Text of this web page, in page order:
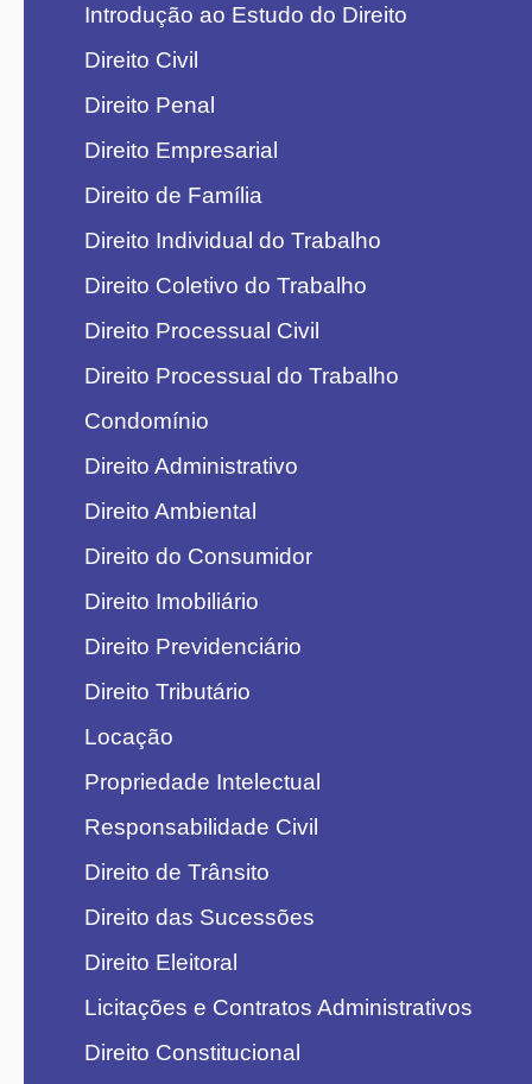
Introdução ao Estudo do Direito
Direito Civil
Direito Penal
Direito Empresarial
Direito de Família
Direito Individual do Trabalho
Direito Coletivo do Trabalho
Direito Processual Civil
Direito Processual do Trabalho
Condomínio
Direito Administrativo
Direito Ambiental
Direito do Consumidor
Direito Imobiliário
Direito Previdenciário
Direito Tributário
Locação
Propriedade Intelectual
Responsabilidade Civil
Direito de Trânsito
Direito das Sucessões
Direito Eleitoral
Licitações e Contratos Administrativos
Direito Constitucional